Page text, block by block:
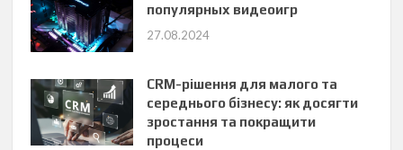
популярных видеоигр
27.08.2024
CRM-рішення для малого та
середнього бізнесу: як досягти
зростання та покращити
процеси